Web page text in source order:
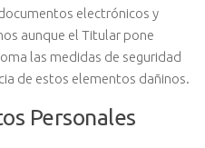
electrónicos y
aunque el Titular pone
las medidas de seguridad
de estos elementos dañinos.
Personales